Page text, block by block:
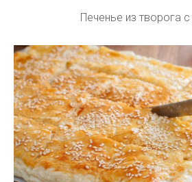
Печенье из творога